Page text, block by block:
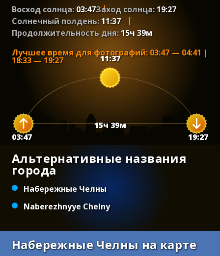
Восход солнца: 03:47Заход солнца: 19:27
Солнечный полдень: 11:37
Продолжительность дня: 15ч39м
Лучшее время для фотографий: 03:47 — 04:41 |
18:33 — 19:27
03:47 19:27
11:37
15ч39м
Альтернативные названия
города
Набережные Челны
Naberezhnyye Chelny
Набережные Челны на карте